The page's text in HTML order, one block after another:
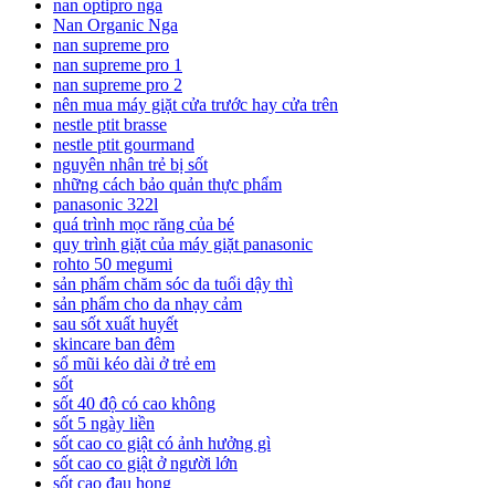
nan optipro nga
Nan Organic Nga
nan supreme pro
nan supreme pro 1
nan supreme pro 2
nên mua máy giặt cửa trước hay cửa trên
nestle ptit brasse
nestle ptit gourmand
nguyên nhân trẻ bị sốt
những cách bảo quản thực phẩm
panasonic 322l
quá trình mọc răng của bé
quy trình giặt của máy giặt panasonic
rohto 50 megumi
sản phẩm chăm sóc da tuổi dậy thì
sản phẩm cho da nhạy cảm
sau sốt xuất huyết
skincare ban đêm
sổ mũi kéo dài ở trẻ em
sốt
sốt 40 độ có cao không
sốt 5 ngày liền
sốt cao co giật có ảnh hưởng gì
sốt cao co giật ở người lớn
sốt cao đau họng